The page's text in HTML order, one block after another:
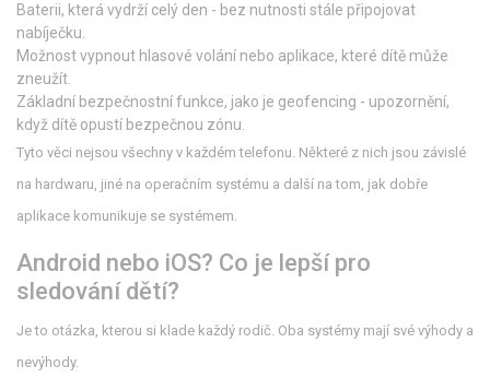
Baterii, která vydrží celý den - bez nutnosti stále připojovat
nabíječku.
Možnost vypnout hlasové volání nebo aplikace, které dítě může
zneužít.
Základní bezpečnostní funkce, jako je geofencing - upozornění,
když dítě opustí bezpečnou zónu.
Tyto věci nejsou všechny v každém telefonu. Některé z nich jsou závislé
na hardwaru, jiné na operačním systému a další na tom, jak dobře
aplikace komunikuje se systémem.
Android nebo iOS? Co je lepší pro
sledování dětí?
Je to otázka, kterou si klade každý rodič. Oba systémy mají své výhody a
nevýhody.